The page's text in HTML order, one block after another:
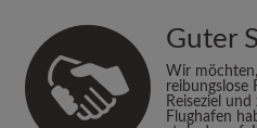
Guter
Wir
reibungslose
Reiseziel
Flughafen